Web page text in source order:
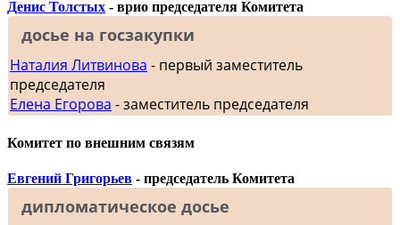
Денис Толстых - врио председателя Комитета
досье на госзакупки
Наталия Литвинова - первый заместитель
председателя
Елена Егорова - заместитель председателя
Комитет по внешним связям
Евгений Григорьев - председатель Комитета
дипломатическое досье